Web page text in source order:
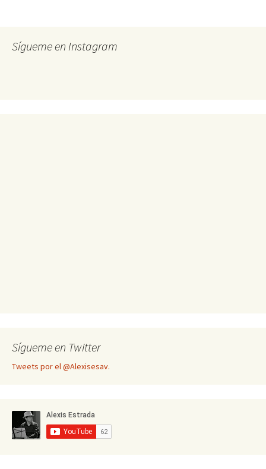
Sígueme en Instagram
Sígueme en Twitter
Tweets por el @Alexisesav.